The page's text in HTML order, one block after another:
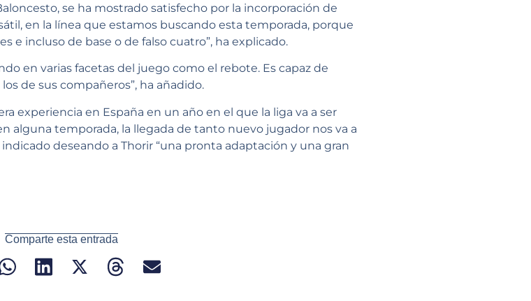
se ha mostrado satisfecho por la incorporación de
en la línea que estamos buscando esta temporada, porque
e incluso de base o de falso cuatro”, ha explicado.
en varias facetas del juego como el rebote. Es capaz de
de sus compañeros”, ha añadido.
experiencia en España en un año en el que la liga va a ser
alguna temporada, la llegada de tanto nuevo jugador nos va a
deseando a Thorir “una pronta adaptación y una gran
Comparte esta entrada